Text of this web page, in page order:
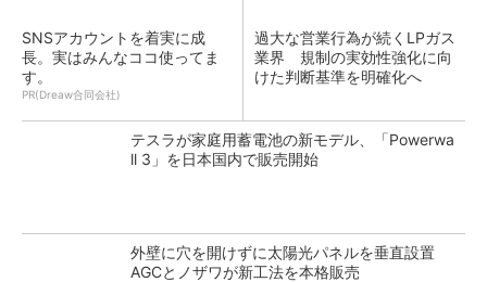
SNSアカウントを着実に成
長。実はみんなココ使ってま
す。
PR(Dreaw合同会社)
過大な営業行為が続くLPガス
業界 規制の実効性強化に向
けた判断基準を明確化へ
テスラが家庭用蓄電池の新モデル、「Powerwa
ll 3」を日本国内で販売開始
外壁に穴を開けずに太陽光パネルを垂直設置
AGCとノザワが新工法を本格販売